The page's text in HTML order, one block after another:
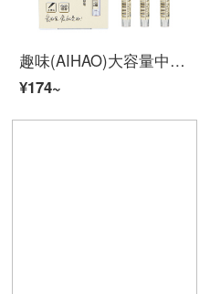
趣味(AIHAO)大容量中性ペン0.5速乾ペン黒の弾丸ヘッド速乾性ストレートペン炭素ペンオフィス署名ペンGP 1300
¥174~